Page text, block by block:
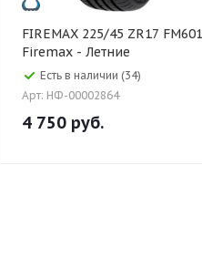
FIREMAX 225/45 ZR17 FM601
Firemax - Летние
Есть в наличии (34)
Арт: НФ-00002864
4 750 руб.